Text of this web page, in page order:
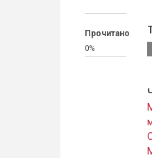
Прочитано
0%